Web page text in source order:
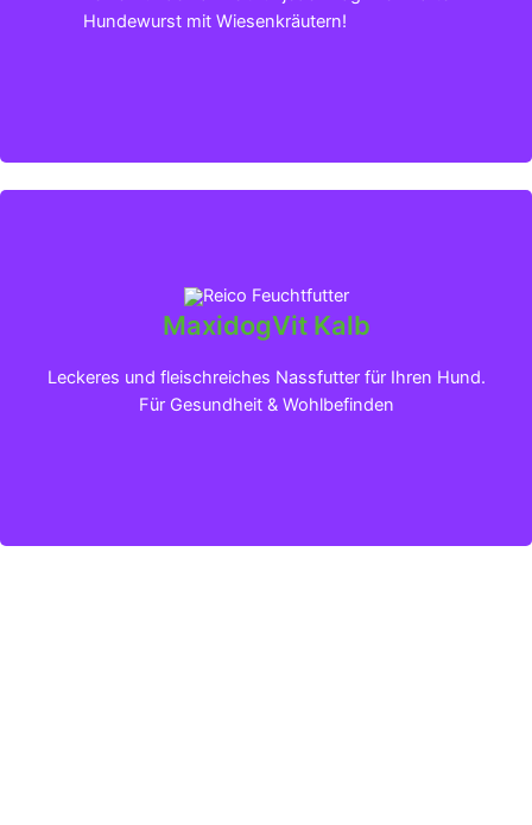
Hundewurst mit Wiesenkräutern!
MaxidogVit Kalb
Leckeres und fleischreiches Nassfutter für Ihren Hund.
Für Gesundheit & Wohlbefinden
Klicken für mehr Infos